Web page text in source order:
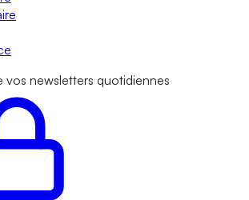
vos newsletters quotidiennes